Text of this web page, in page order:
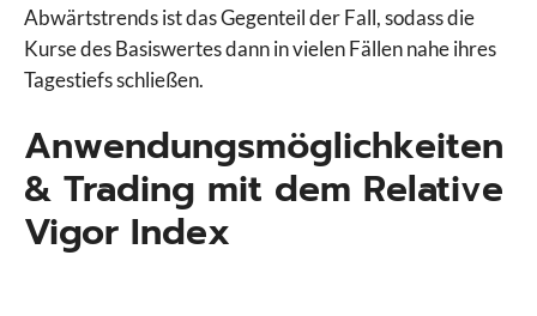
Abwärtstrends ist das Gegenteil der Fall, sodass die
Kurse des Basiswertes dann in vielen Fällen nahe ihres
Tagestiefs schließen.
Anwendungsmöglichkeiten
& Trading mit dem Relative
Vigor Index